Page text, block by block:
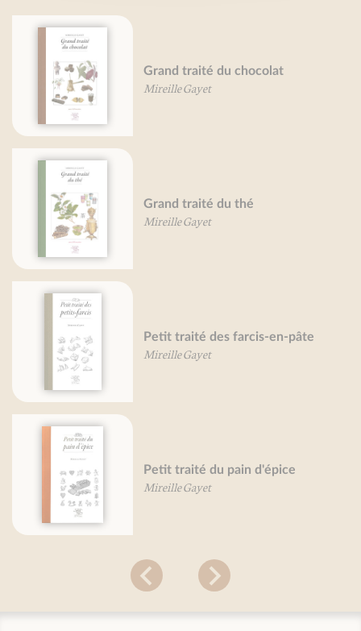
Grand traité du chocolat
Mireille Gayet
Grand traité du thé
Mireille Gayet
Petit traité des farcis-en-pâte
Mireille Gayet
Petit traité du pain d'épice
Mireille Gayet